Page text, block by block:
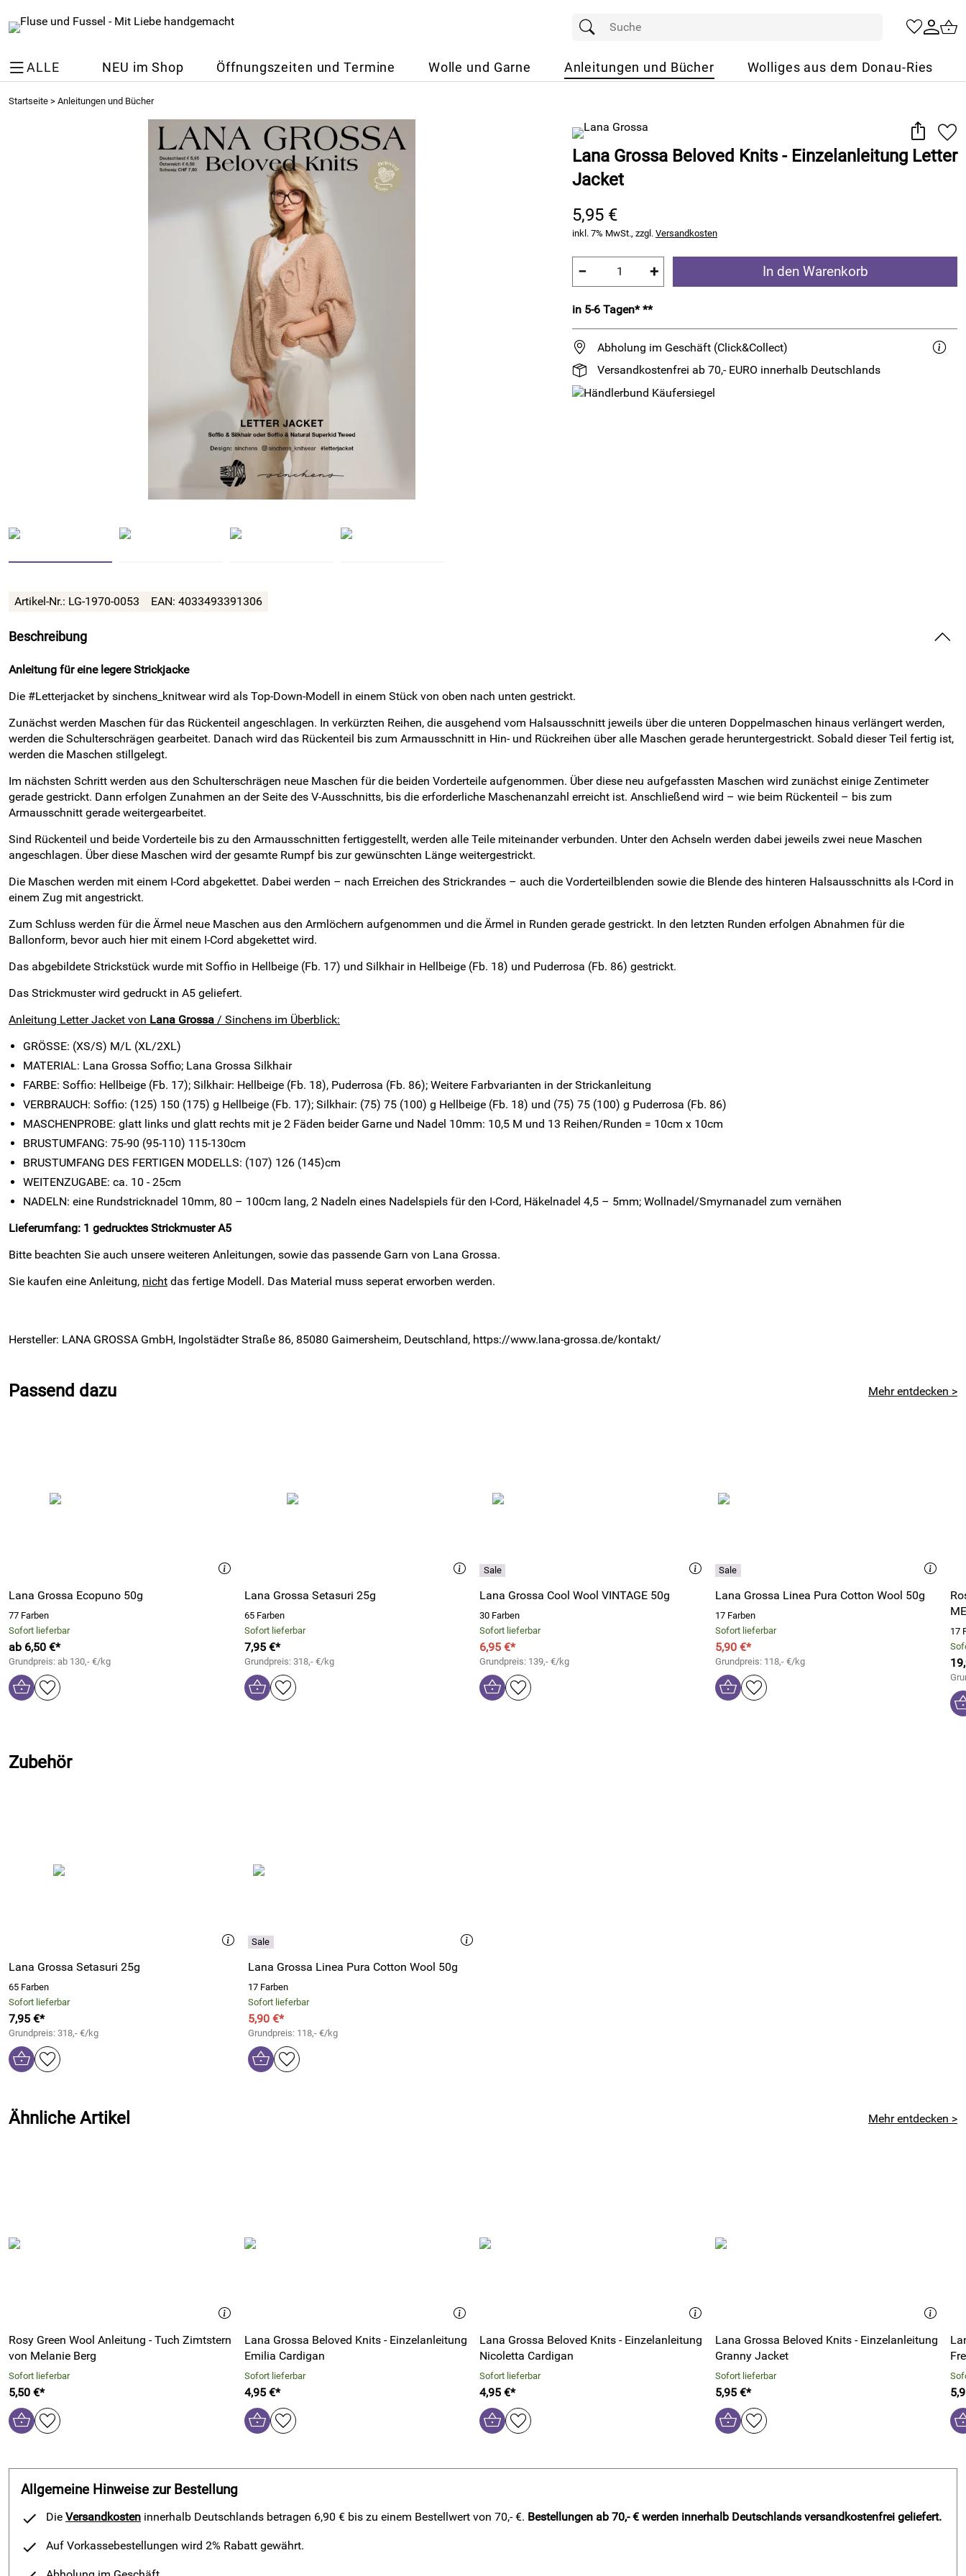
ALLE NEU im Shop Öffnungszeiten und Termine Wolle und Garne Anleitungen und Bücher Wolliges aus dem Donau-Ries
Startseite > Anleitungen und Bücher
Lana Grossa Beloved Knits - Einzelanleitung Letter
Jacket
5,95 €
inkl. 7% MwSt., zzgl. Versandkosten
− + In den Warenkorb
in 5-6 Tagen* **
Abholung im Geschäft (Click&Collect)
Versandkostenfrei ab 70,- EURO innerhalb Deutschlands
Artikel-Nr.: LG-1970-0053 EAN: 4033493391306
Beschreibung
Anleitung für eine legere Strickjacke
Die #Letterjacket by sinchens_knitwear wird als Top-Down-Modell in einem Stück von oben nach unten gestrickt.
Zunächst werden Maschen für das Rückenteil angeschlagen. In verkürzten Reihen, die ausgehend vom Halsausschnitt jeweils über die unteren Doppelmaschen hinaus verlängert werden,
werden die Schulterschrägen gearbeitet. Danach wird das Rückenteil bis zum Armausschnitt in Hin- und Rückreihen über alle Maschen gerade heruntergestrickt. Sobald dieser Teil fertig ist,
werden die Maschen stillgelegt.
Im nächsten Schritt werden aus den Schulterschrägen neue Maschen für die beiden Vorderteile aufgenommen. Über diese neu aufgefassten Maschen wird zunächst einige Zentimeter
gerade gestrickt. Dann erfolgen Zunahmen an der Seite des V-Ausschnitts, bis die erforderliche Maschenanzahl erreicht ist. Anschließend wird – wie beim Rückenteil – bis zum
Armausschnitt gerade weitergearbeitet.
Sind Rückenteil und beide Vorderteile bis zu den Armausschnitten fertiggestellt, werden alle Teile miteinander verbunden. Unter den Achseln werden dabei jeweils zwei neue Maschen
angeschlagen. Über diese Maschen wird der gesamte Rumpf bis zur gewünschten Länge weitergestrickt.
Die Maschen werden mit einem I-Cord abgekettet. Dabei werden – nach Erreichen des Strickrandes – auch die Vorderteilblenden sowie die Blende des hinteren Halsausschnitts als I-Cord in
einem Zug mit angestrickt.
Zum Schluss werden für die Ärmel neue Maschen aus den Armlöchern aufgenommen und die Ärmel in Runden gerade gestrickt. In den letzten Runden erfolgen Abnahmen für die
Ballonform, bevor auch hier mit einem I-Cord abgekettet wird.
Das abgebildete Strickstück wurde mit Soffio in Hellbeige (Fb. 17) und Silkhair in Hellbeige (Fb. 18) und Puderrosa (Fb. 86) gestrickt.
Das Strickmuster wird gedruckt in A5 geliefert.
Anleitung Letter Jacket von Lana Grossa / Sinchens im Überblick:
GRÖSSE: (XS/S) M/L (XL/2XL)
MATERIAL: Lana Grossa Soffio; Lana Grossa Silkhair
FARBE: Soffio: Hellbeige (Fb. 17); Silkhair: Hellbeige (Fb. 18), Puderrosa (Fb. 86); Weitere Farbvarianten in der Strickanleitung
VERBRAUCH: Soffio: (125) 150 (175) g Hellbeige (Fb. 17); Silkhair: (75) 75 (100) g Hellbeige (Fb. 18) und (75) 75 (100) g Puderrosa (Fb. 86)
MASCHENPROBE: glatt links und glatt rechts mit je 2 Fäden beider Garne und Nadel 10mm: 10,5 M und 13 Reihen/Runden = 10cm x 10cm
BRUSTUMFANG: 75-90 (95-110) 115-130cm
BRUSTUMFANG DES FERTIGEN MODELLS: (107) 126 (145)cm
WEITENZUGABE: ca. 10 - 25cm
NADELN: eine Rundstricknadel 10mm, 80 – 100cm lang, 2 Nadeln eines Nadelspiels für den I-Cord, Häkelnadel 4,5 – 5mm; Wollnadel/Smyrnanadel zum vernähen
Lieferumfang: 1 gedrucktes Strickmuster A5
Bitte beachten Sie auch unsere weiteren Anleitungen, sowie das passende Garn von Lana Grossa.
Sie kaufen eine Anleitung, nicht das fertige Modell. Das Material muss seperat erworben werden.
Hersteller: LANA GROSSA GmbH, Ingolstädter Straße 86, 85080 Gaimersheim, Deutschland, https://www.lana-grossa.de/kontakt/
Passend dazu Mehr entdecken >
Lana Grossa Ecopuno 50g
77 Farben
Sofort lieferbar
ab 6,50 €*
Grundpreis: ab 130,- €/kg
Lana Grossa Setasuri 25g
65 Farben
Sofort lieferbar
7,95 €*
Grundpreis: 318,- €/kg
Lana Grossa Cool Wool VINTAGE 50g
30 Farben
Sofort lieferbar
6,95 €*
Grundpreis: 139,- €/kg
Lana Grossa Linea Pura Cotton Wool 50g
17 Farben
Sofort lieferbar
5,90 €*
Grundpreis: 118,- €/kg
17
Zubehör
Lana Grossa Setasuri 25g
65 Farben
Sofort lieferbar
7,95 €*
Grundpreis: 318,- €/kg
Lana Grossa Linea Pura Cotton Wool 50g
17 Farben
Sofort lieferbar
5,90 €*
Grundpreis: 118,- €/kg
Ähnliche Artikel Mehr entdecken >
Rosy Green Wool Anleitung - Tuch Zimtstern
von Melanie Berg
Sofort lieferbar
5,50 €*
Lana Grossa Beloved Knits - Einzelanleitung
Emilia Cardigan
Sofort lieferbar
4,95 €*
Lana Grossa Beloved Knits - Einzelanleitung
Nicoletta Cardigan
Sofort lieferbar
4,95 €*
Lana Grossa Beloved Knits - Einzelanleitung
Granny Jacket
Sofort lieferbar
5,95 €*
Allgemeine Hinweise zur Bestellung
Die Versandkosten innerhalb Deutschlands betragen 6,90 € bis zu einem Bestellwert von 70,- €. Bestellungen ab 70,- € werden innerhalb Deutschlands versandkostenfrei geliefert.
Auf Vorkassebestellungen wird 2% Rabatt gewährt.